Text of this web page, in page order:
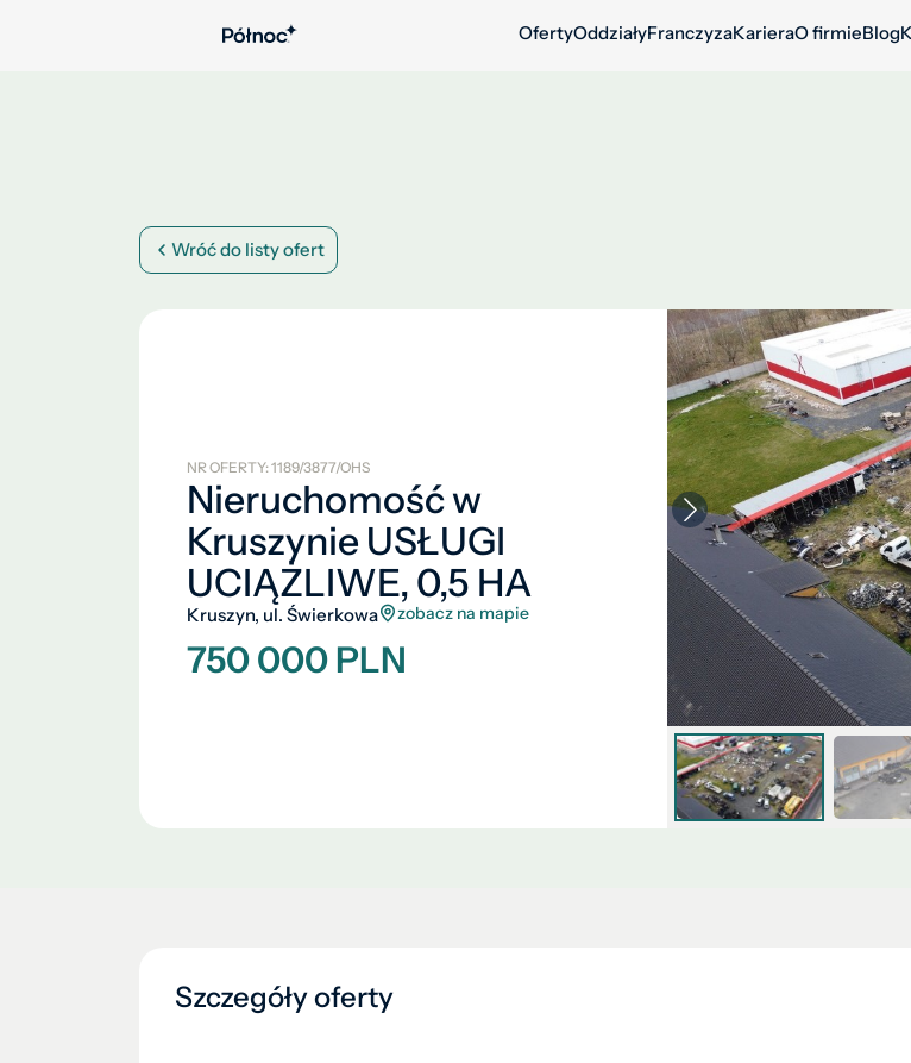
OfertyOddziałyFranczyzaKarieraO firmieBlog
Wróć do listy ofert
NR OFERTY: 1189/3877/OHS
Nieruchomość w
Kruszynie USŁUGI
UCIĄŻLIWE, 0,5 HA
Kruszyn, ul. Świerkowa zobacz na mapie
750 000 PLN
Szczegóły oferty